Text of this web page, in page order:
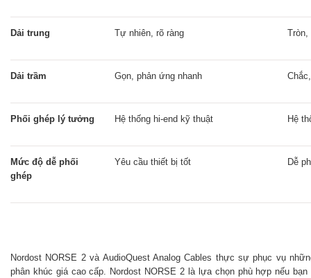
Dải trung Tự nhiên, rõ ràng Tròn,
Dải trầm Gọn, phản ứng nhanh
Phối ghép lý tưởng Hệ thống hi-end kỹ thuật Hệ
Mức độ dễ phối
ghép
Yêu cầu thiết bị tốt Dễ
Nordost NORSE 2 và AudioQuest Analog Cables thực sự phục vụ
phân khúc giá cao cấp. Nordost NORSE 2 là lựa chọn phù hợp nếu